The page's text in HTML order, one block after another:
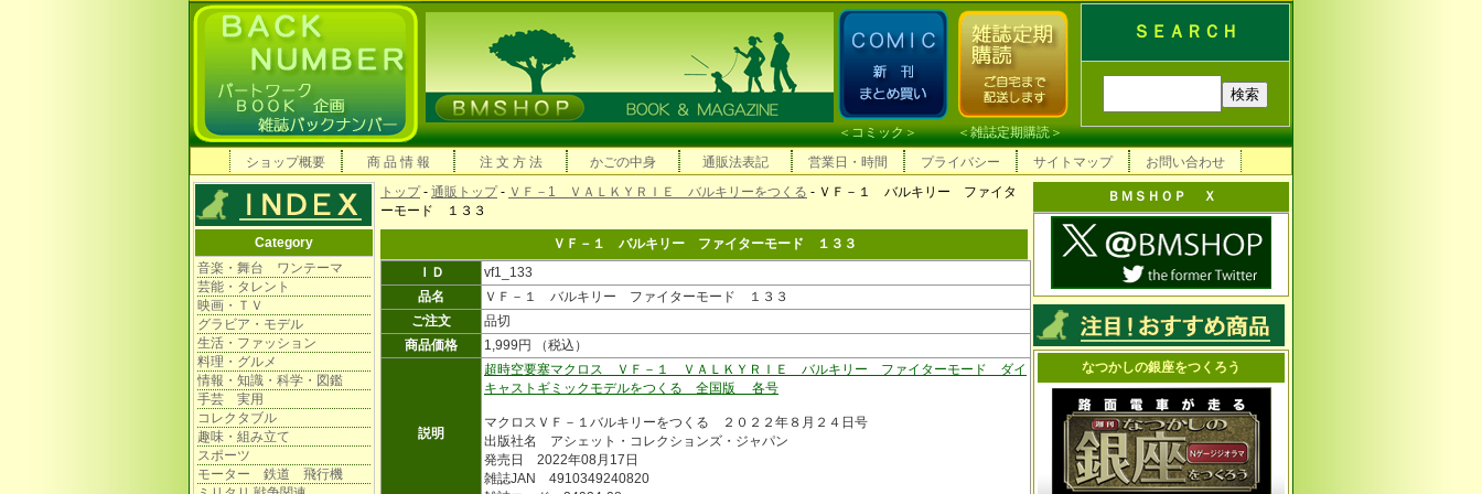
ＳＥＡＲＣＨ
＜コミック＞ ＜雑誌定期購読＞
ショップ概要
商 品 情 報 注 文 方 法 かごの中身 通販法表記 営業日・時間 プライバシー サイトマップ お問い合わせ
Category
音楽・舞台 ワンテーマ
芸能・タレント
映画・ＴＶ
グラビア・モデル
生活・ファッション
料理・グルメ
情報・知識・科学・図鑑
手芸 実用
コレクタブル
趣味・組み立て
スポーツ
モーター 鉄道 飛行機
トップ- 通販トップ- ＶＦ－1 ＶＡＬＫＹＲＩＥ バルキリーをつくる - ＶＦ－１ バルキリー ファイタ
ーモード １３３
ＶＦ－１ バルキリー ファイターモード １３３
ＩＤ
vf1_133
品名
ＶＦ－１ バルキリー ファイターモード １３３
ご注文
品切
商品価格
1,999円 （税込）
説明
超時空要塞マクロス ＶＦ－１ ＶＡＬＫＹＲＩＥ バルキリー ファイターモード ダイ
キャストギミックモデルをつくる 全国版 各号
マクロスＶＦ－１バルキリーをつくる ２０２２年８月２４日号
出版社名 アシェット・コレクションズ・ジャパン
発売日 2022年08月17日
雑誌JAN 4910349240820
ＢＭＳＨＯＰ Ｘ
なつかしの銀座をつくろう